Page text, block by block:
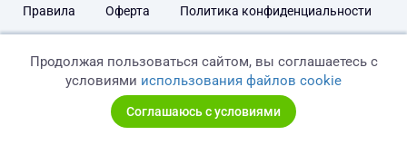
Правила Оферта Политика конфиденциальности
Продолжая пользоваться сайтом, вы соглашаетесь с
условиями использования файлов cookie
Соглашаюсь с условиями